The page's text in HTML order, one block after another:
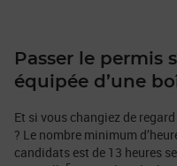
Passer le permis
équipée d’une
Et si vous changiez de
? Le nombre minimum
candidats est de 13 heures